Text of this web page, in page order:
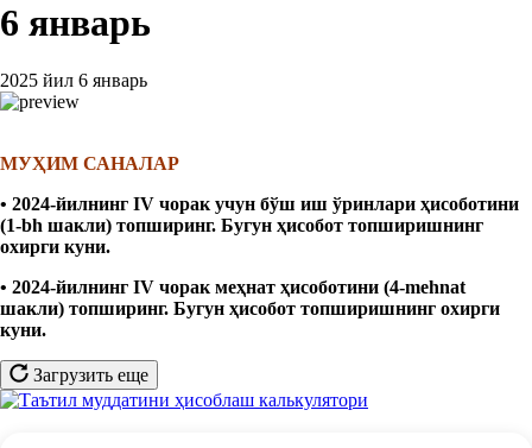
6 январь
2025 йил 6 январь
МУҲИМ САНАЛАР
• 2024-йилнинг IV чорак учун бўш иш ўринлари ҳисоботини
(1-bh шакли) топширинг. Бугун ҳисобот топширишнинг
охирги куни.
• 2024-йилнинг IV чорак меҳнат ҳисоботини (4-mehnat
шакли) топширинг. Бугун ҳисобот топширишнинг охирги
куни.
Загрузить еще